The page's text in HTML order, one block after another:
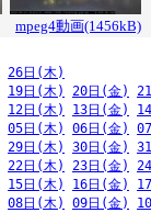
mpeg4動画(1456kB)
26日(木)
19日(木) 20日(金)
12日(木) 13日(金)
05日(木) 06日(金)
29日(木) 30日(金)
22日(木) 23日(金)
15日(木) 16日(金)
08日(木) 09日(金)